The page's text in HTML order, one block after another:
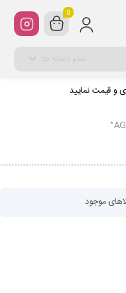
0
و قیمت نمایید
موجود